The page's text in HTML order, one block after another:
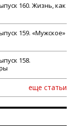
160. Жизнь, как
159. «Мужское»
158.
еще статьи